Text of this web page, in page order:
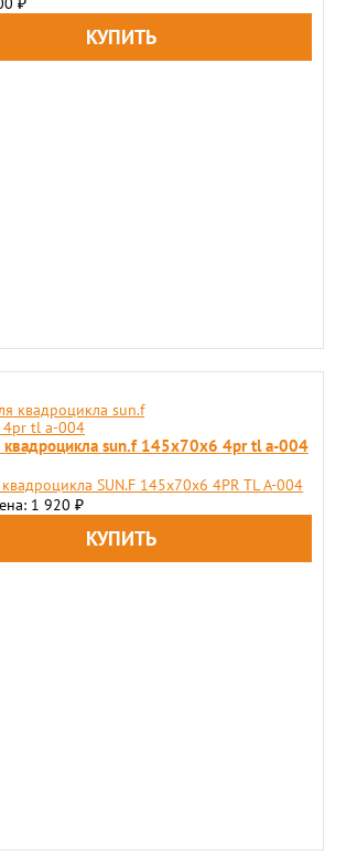
₽
sun.f 145х70х6 4pr tl a-004
SUN.F 145х70х6 4PR TL A-004
1 920 ₽